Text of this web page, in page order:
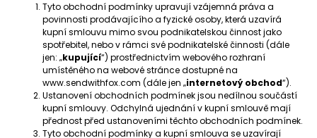
Tyto obchodní podmínky upravují vzájemná práva a
povinnosti prodávajícího a fyzické osoby, která uzavírá
kupní smlouvu mimo svou podnikatelskou činnost jako
spotřebitel, nebo v rámci své podnikatelské činnosti (dále
jen: „kupující“) prostřednictvím webového rozhraní
umístěného na webové stránce dostupné na
www.sendwithfox.com (dále jen „internetový obchod“).
Ustanovení obchodních podmínek jsou nedílnou součástí
kupní smlouvy. Odchylná ujednání v kupní smlouvě mají
přednost před ustanoveními těchto obchodních podmínek.
Tyto obchodní podmínky a kupní smlouva se uzavírají